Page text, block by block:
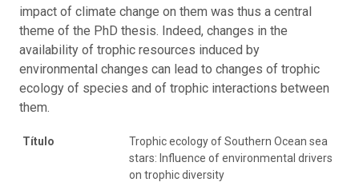
impact of climate change on them was thus a central
theme of the PhD thesis. Indeed, changes in the
availability of trophic resources induced by
environmental changes can lead to changes of trophic
ecology of species and of trophic interactions between
them.
Título
Trophic ecology of Southern Ocean sea
stars: Influence of environmental drivers
on trophic diversity